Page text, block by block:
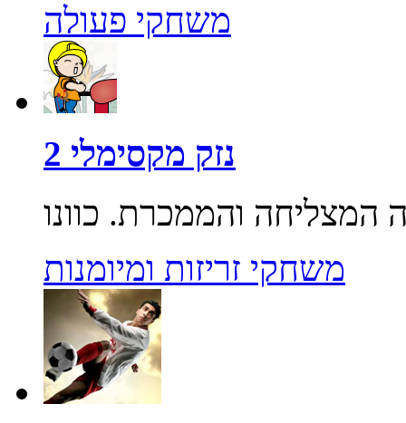
משחקי פעולה
נזק מקסימלי 2
משחקי זריזות ומיומנות